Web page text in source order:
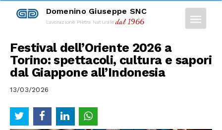
Domenino Giuseppe SNC
Lavorazione Pietra Naturaledal 1966
Festival dell’Oriente 2026 a
Torino: spettacoli, cultura e sapori
dal Giappone all’Indonesia
13/03/2026